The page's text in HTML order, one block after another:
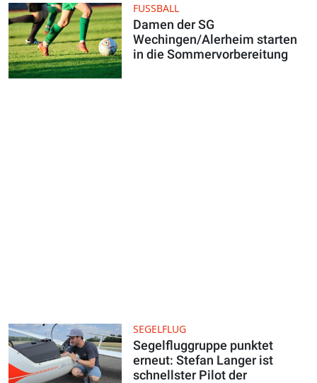
FUSSBALL
Damen der SG
Wechingen/Alerheim starten
in die Sommervorbereitung
SEGELFLUG
Segelfluggruppe punktet
erneut: Stefan Langer ist
schnellster Pilot der